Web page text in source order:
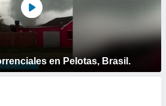
en Pelotas, Brasil.